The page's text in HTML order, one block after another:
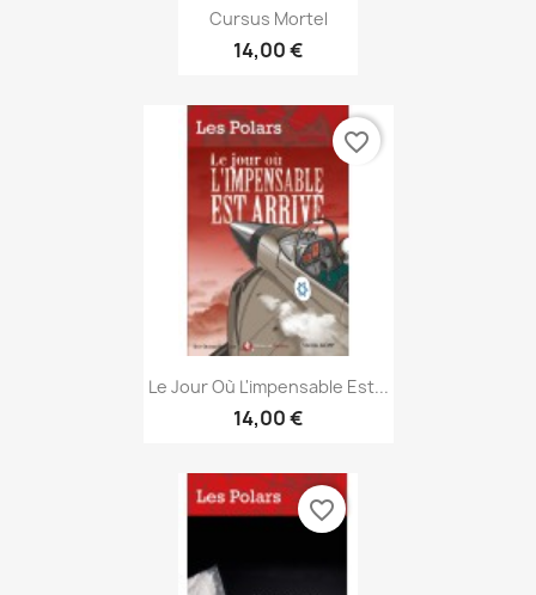
Aperçu rapide
Cursus Mortel
14,00 €
Aperçu rapide
Le Jour Où L'impensable Est...
14,00 €
favorite_border
favorite_border